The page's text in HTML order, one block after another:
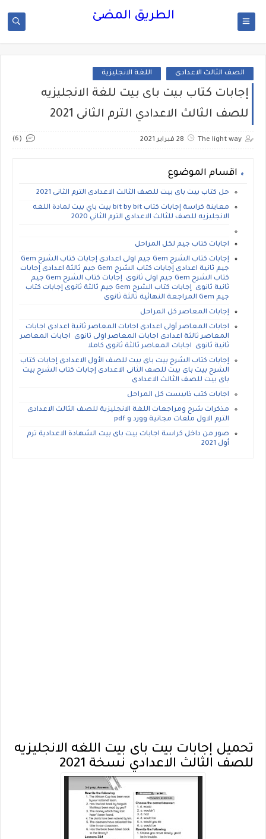
الطريق المضئ
الصف الثالث الاعدادى اللغة الانجليزية
إجابات كتاب بيت باى بيت للغة الانجليزيه
للصف الثالث الاعدادي الترم الثانى 2021
The light way 28 فبراير 2021 (6)
اقسام الموضوع
حل كتاب بيت باى بيت للصف الثالث الاعدادى الترم الثانى 2021
معاينة كراسة إجابات كتاب bit by bit بيت باي بيت لمادة اللغه
الانجليزيه للصف للثالث الاعدادي الترم الثاني 2020
اجابات كتاب جيم لكل المراحل
إجابات كتاب الشرح Gem جيم اولى اعدادى إجابات كتاب الشرح Gem
جيم ثانية اعدادى إجابات كتاب الشرح Gem جيم ثالثة اعدادى إجابات
كتاب الشرح Gem جيم اولى ثانوى إجابات كتاب الشرح Gem جيم
ثانية ثانوى إجابات كتاب الشرح Gem جيم ثالثة ثانوى إجابات كتاب
جيم Gem المراجعة النهائية ثالثة ثانوى
إجابات المعاصر كل المراحل
اجابات المعاصر أولى اعدادى اجابات المعاصر ثانية اعدادى اجابات
المعاصر ثالثة اعدادى اجابات المعاصر اولى ثانوى اجابات المعاصر
ثانية ثانوى اجابات المعاصر ثالثة ثانوى كاملا
إجابات كتاب الشرح بيت باى بيت للصف الأول الاعدادى إجابات كتاب
الشرح بيت باى بيت للصف الثانى الاعدادى إجابات كتاب الشرح بيت
باى بيت للصف الثالث الاعدادى
اجابات كتب ذابيست كل المراحل
مذكرات شرح ومراجعات اللغة الانجليزية للصف الثالث الاعدادى
الترم الاول ملفات مجانية وورد و pdf
صور من داخل كراسة اجابات بيت باى بيت الشهادة الاعدادية ترم
أول 2021
تحميل إجابات بيت باى بيت اللغه الانجليزيه
للصف الثالث الاعدادي نسخة 2021